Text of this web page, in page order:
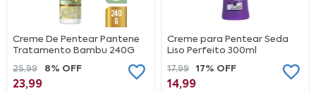
Creme De Pentear Pantene
Tratamento Bambu 240G
25,99
8% OFF
23,99
Creme para Pentear Seda
Liso Perfeito 300ml
17,99
17% OFF
14,99